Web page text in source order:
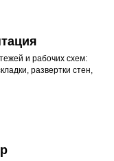
и рабочих схем:
развертки стен,